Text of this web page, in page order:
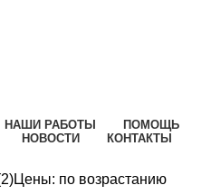
НАШИ РАБОТЫ
ПОМОЩЬ
НОВОСТИ КОНТАКТЫ
Цены: по возрастанию